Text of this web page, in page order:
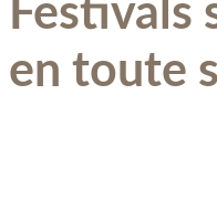
Festivals
en toute